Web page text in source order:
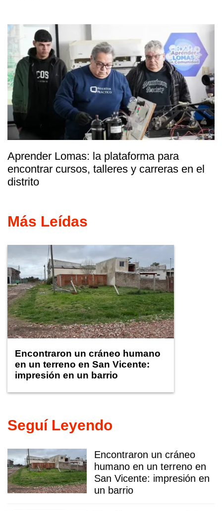
Aprender Lomas: la plataforma para
encontrar cursos, talleres y carreras en el
distrito
Más Leídas
Encontraron un cráneo humano
en un terreno en San Vicente:
impresión en un barrio
Seguí Leyendo
Encontraron un cráneo
humano en un terreno en
San Vicente: impresión en
un barrio